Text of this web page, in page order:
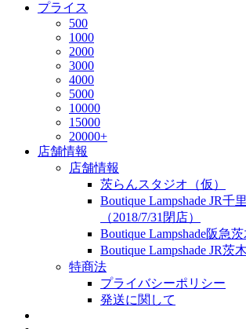
プライス
500
1000
2000
3000
4000
5000
10000
15000
20000+
店舗情報
店舗情報
茨らんスタジオ（仮）
Boutique Lampshade JR千
（2018/7/31閉店）
Boutique Lampshade阪急
Boutique Lampshade JR茨
特商法
プライバシーポリシー
発送に関して